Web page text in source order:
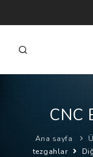
FIRMALAR
ÜRÜNLER
CNC
Ana sayfa
tezgahlar